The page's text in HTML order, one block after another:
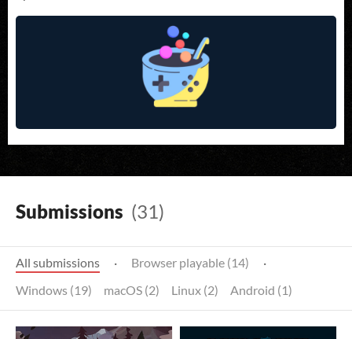
Submissions (31)
All submissions · Browser playable (14)
·
Windows (19)
macOS (2) Linux (2) Android (1)